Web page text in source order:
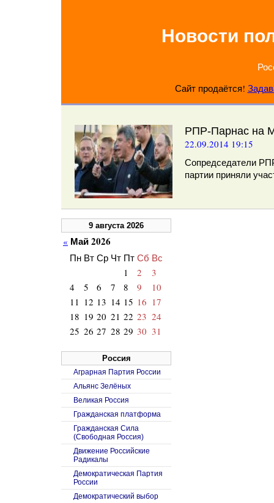
Новости
Сайт продаётся!
РПР-Парнас на
22.09.2014 19:15
Сопредседатели
партии приняли
9 августа 2026
« Май 2026
Пн Вт Ср Чт Пт Сб Вс
1
2
3
4
5 6 7 8 9
10
11 12 13 14 15 16 17
18 19 20 21 22 23 24
25 26 27 28 29 30 31
Россия
Аграрная Партия России
Альянс Зелёных
Великая Россия
Гражданская платформа
Гражданская Сила
(Свободная Россия)
Движение Российские
Радикалы
Демократическая Партия
России
Демократический выбор